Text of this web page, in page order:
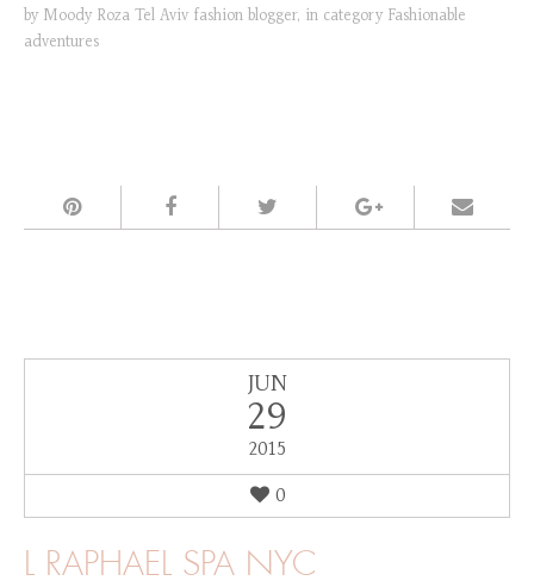
by Moody Roza Tel Aviv fashion blogger, in category Fashionable
adventures
JUN
29
2015
0
L RAPHAEL SPA NYC